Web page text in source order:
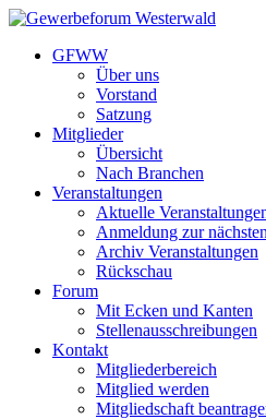
GFWW
Über uns
Vorstand
Satzung
Mitglieder
Übersicht
Nach Branchen
Veranstaltungen
Aktuelle
Anmeldung zur
Archiv Veranstaltungen
Rückschau
Forum
Mit Ecken und Kanten
Stellenausschreibungen
Kontakt
Mitgliederbereich
Mitglied werden
Mitgliedschaft